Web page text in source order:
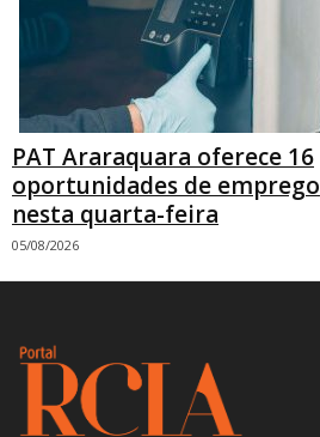
PAT Araraquara oferece 16
oportunidades de emprego
nesta quarta-feira
05/08/2026